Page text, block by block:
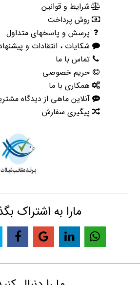
شرایط و قوانین
روش پرداخت
پرسش و پاسخهای متداول
شکایات ، انتقادات و
تماس با ما
حریم خصوصی
همکاری با ما
آنلاین ماهی از دیدگاه
پیگیری سفارش
مارا به اشتراک